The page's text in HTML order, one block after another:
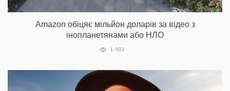
Amazon обіцяє мільйон доларів за відео з
інопланетянами або НЛО
1 502